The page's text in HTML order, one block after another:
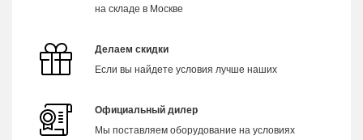
на складе в Москве
Делаем скидки
Если вы найдете условия лучше наших
Официальный дилер
Мы поставляем оборудование на условиях